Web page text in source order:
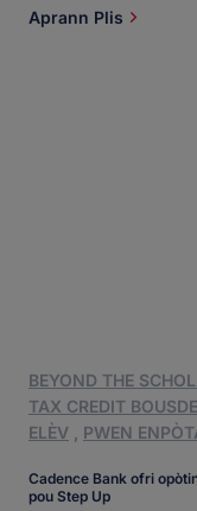
aktivite lekòl yo. Lè Jasmine
tounen vin jwenn Abundant
Aprann Plis
BEYOND THE
TAX CREDIT
ELÈV
PWEN
Cadence Bank ofri
pou Step Up